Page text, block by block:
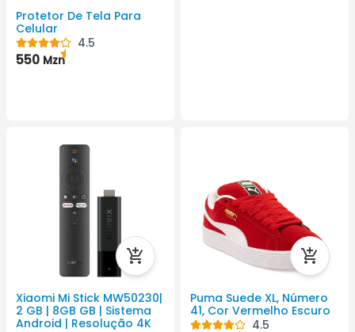
Protetor De Tela Para
Celular
4.5
550 Mzn
Xiaomi Mi Stick MW50230|
2 GB | 8GB GB | Sistema
Android | Resolução 4K
Puma Suede XL, Número
41, Cor Vermelho Escuro
4.5